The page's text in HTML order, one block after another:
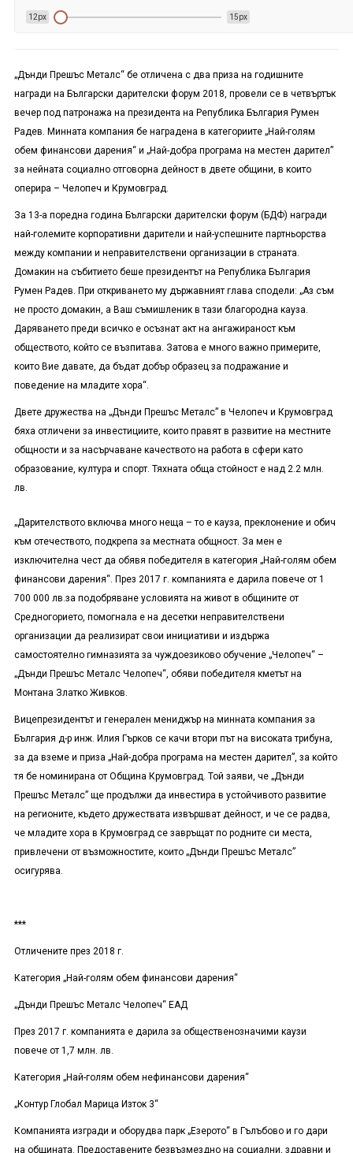
12px 15px
„Дънди Прешъс Металс“ бе отличена с два приза на годишните
награди на Български дарителски форум 2018, провели се в четвъртък
вечер под патронажа на президента на Република България Румен
Радев. Минната компания бе наградена в категориите „Най-голям
обем финансови дарения“ и „Най-добра програма на местен дарител”
за нейната социално отговорна дейност в двете общини, в които
оперира – Челопеч и Крумовград.
За 13-а поредна година Български дарителски форум (БДФ) награди
най-големите корпоративни дарители и най-успешните партньорства
между компании и неправителствени организации в страната.
Домакин на събитието беше президентът на Република България
Румен Радев. При откриването му държавният глава сподели: „Аз съм
не просто домакин, а Ваш съмишленик в тази благородна кауза.
Даряването преди всичко е осъзнат акт на ангажираност към
обществото, който се възпитава. Затова е много важно примерите,
които Вие давате, да бъдат добър образец за подражание и
поведение на младите хора“.
Двете дружества на „Дънди Прешъс Металс” в Челопеч и Крумовград
бяха отличени за инвестициите, които правят в развитие на местните
общности и за насърчаване качеството на работа в сфери като
образование, култура и спорт. Тяхната обща стойност е над 2.2 млн.
лв.
„Дарителството включва много неща – то е кауза, преклонение и обич
към отечеството, подкрепа за местната общност. За мен е
изключителна чест да обявя победителя в категория „Най-голям обем
финансови дарения“. През 2017 г. компанията е дарила повече от 1
700 000 лв.за подобряване условията на живот в общините от
Средногорието, помогнала е на десетки неправителствени
организации да реализират свои инициативи и издържа
самостоятелно гимназията за чуждоезиково обучение „Челопеч“ –
„Дънди Прешъс Металс Челопеч“, обяви победителя кметът на
Монтана Златко Живков.
Вицепрезидентът и генерален мениджър на минната компания за
България д-р инж. Илия Гърков се качи втори път на високата трибуна,
за да вземе и приза „Най-добра програма на местен дарител”, за който
тя бе номинирана от Община Крумовград. Той заяви, че „Дънди
Прешъс Металс” ще продължи да инвестира в устойчивото развитие
на регионите, където дружествата извършват дейност, и че се радва,
че младите хора в Крумовград се завръщат по родните си места,
привлечени от възможностите, които „Дънди Прешъс Металс”
осигурява.
***
Отличените през 2018 г.
Категория „Най-голям обем финансови дарения“
„Дънди Прешъс Металс Челопеч“ ЕАД
През 2017 г. компанията е дарила за общественозначими каузи
повече от 1,7 млн. лв.
Категория „Най-голям обем нефинансови дарения“
„Контур Глобал Марица Изток 3“
Компанията изгради и оборудва парк „Езерото“ в Гълъбово и го дари
на общината. Предоставените безвъзмездно на социални, здравни и